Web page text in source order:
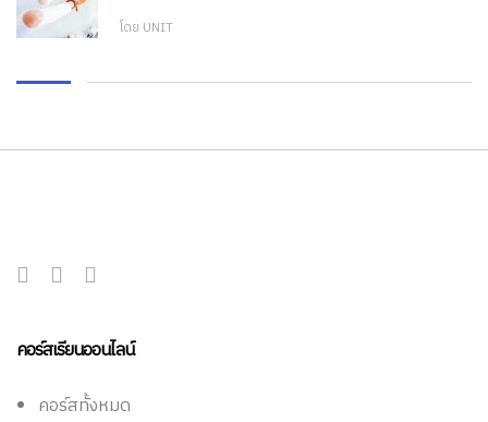
โดย UNIT
คอร์สเรียนออนไลน์
คอร์สทั้งหมด